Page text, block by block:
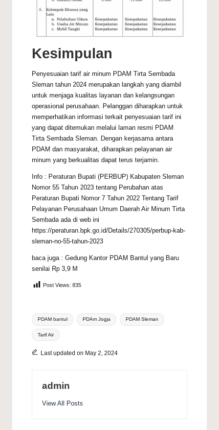
Kesimpulan
Penyesuaian tarif air minum PDAM Tirta Sembada
Sleman tahun 2024 merupakan langkah yang diambil
untuk menjaga kualitas layanan dan kelangsungan
operasional perusahaan. Pelanggan diharapkan untuk
memperhatikan informasi terkait penyesuaian tarif ini
yang dapat ditemukan melalui laman resmi PDAM
Tirta Sembada Sleman. Dengan kerjasama antara
PDAM dan masyarakat, diharapkan pelayanan air
minum yang berkualitas dapat terus terjamin.
Info : Peraturan Bupati (PERBUP) Kabupaten Sleman
Nomor 55 Tahun 2023 tentang Perubahan atas
Peraturan Bupati Nomor 7 Tahun 2022 Tentang Tarif
Pelayanan Perusahaan Umum Daerah Air Minum Tirta
Sembada ada di web ini
https://peraturan.bpk.go.id/Details/270305/perbup-kab-
sleman-no-55-tahun-2023
baca juga : Gedung Kantor PDAM Bantul yang Baru
senilai Rp 3,9 M
Post Views: 835
Tags:
PDAM bantul PDAm Jogja PDAM Sleman
Tarif Air
Last updated on May 2, 2024
admin
View All Posts